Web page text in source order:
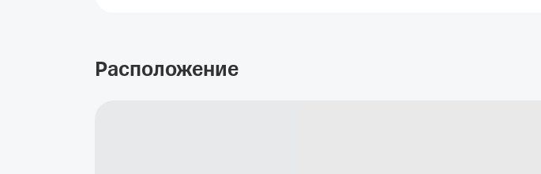
Расположение